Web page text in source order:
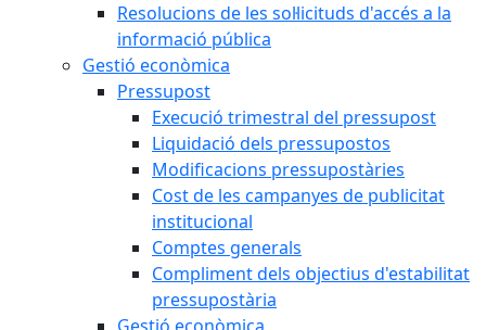
Resolucions de les sol·licituds d'accés a la
informació pública
Gestió econòmica
Pressupost
Execució trimestral del pressupost
Liquidació dels pressupostos
Modificacions pressupostàries
Cost de les campanyes de publicitat
institucional
Comptes generals
Compliment dels objectius d'estabilitat
pressupostària